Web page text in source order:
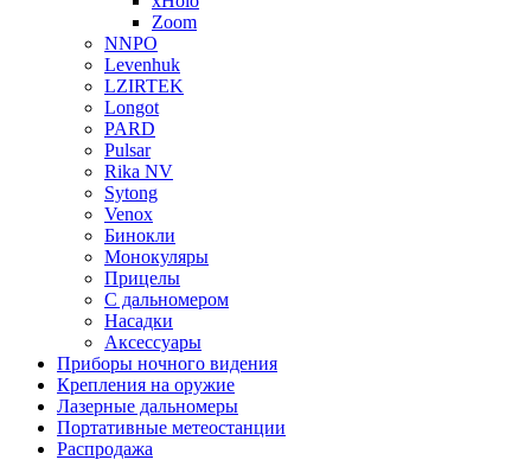
Zoom
NNPO
Levenhuk
LZIRTEK
Longot
PARD
Pulsar
Rika NV
Sytong
Venox
Бинокли
Монокуляры
Прицелы
С дальномером
Насадки
Аксессуары
Приборы ночного видения
Крепления на оружие
Лазерные дальномеры
Портативные метеостанции
Распродажа